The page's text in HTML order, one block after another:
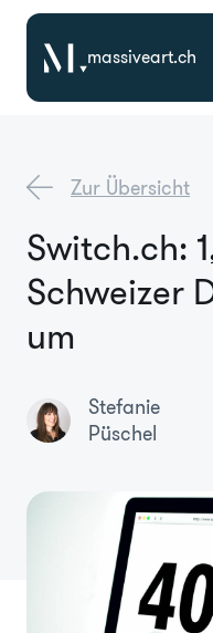
massiveart.ch
Referenzen
Branchen
Karriere
Über Uns
Zur Übersicht
Switch.ch:
Schweizer
um
Stefanie
Püschel